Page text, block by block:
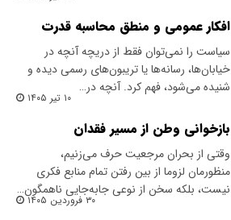
افکار عمومی و منطق محاسبه قدرت
سیاست را نمی‌توان فقط از دریچه آنچه در
خیابان‌ها، رسانه‌ها یا تریبون‌های رسمی دیده و
شنیده می‌شود، فهم کرد. آنچه در…
۱۰ تیر ۱۴۰۵
بازخوانی وطن از مسیر فقدان
وقتی از بحران مرجعیت حرف می‌زنیم،
منظورمان لزوما از بین رفتن تمام منابع فکری
نیست، بلکه سخن از نوعی جابه‌جایی ناهمگون…
۳۰ فروردین ۱۴۰۵